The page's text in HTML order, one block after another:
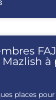
à
places